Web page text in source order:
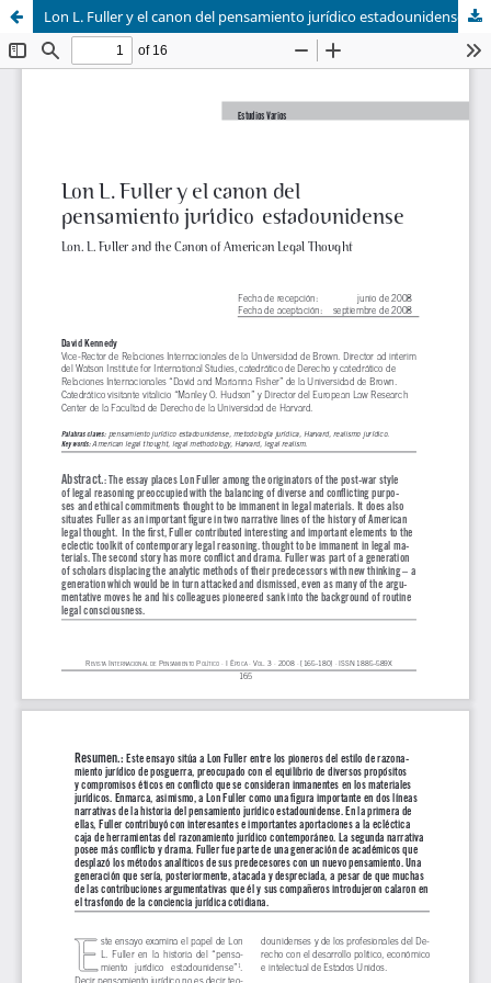
Lon L. Fuller y el canon del pensamiento jurídico estadounidense